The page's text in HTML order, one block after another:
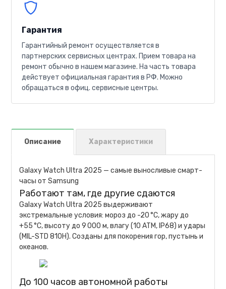
Гарантия
Гарантийный ремонт осуществляется в
партнерских сервисных центрах. Прием товара на
ремонт обычно в нашем магазине. На часть товара
действует официальная гарантия в РФ. Можно
обращаться в офиц. сервисные центры.
Описание Характеристики
Galaxy Watch Ultra 2025 — самые выносливые смарт-
часы от Samsung
Работают там, где другие сдаются
Galaxy Watch Ultra 2025 выдерживают
экстремальные условия: мороз до -20 °C, жару до
+55 °C, высоту до 9 000 м, влагу (10 ATM, IP68) и удары
(MIL-STD 810H). Созданы для покорения гор, пустынь и
океанов.
До 100 часов автономной работы